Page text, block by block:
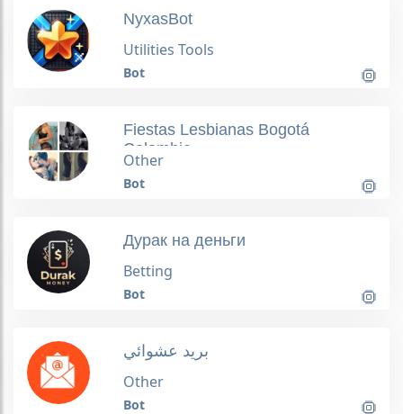
NyxasBot
Utilities Tools
Bot
Fiestas Lesbianas Bogotá
Colombia
Other
Bot
Дурак на деньги
Betting
Bot
بريد عشوائي
Other
Bot